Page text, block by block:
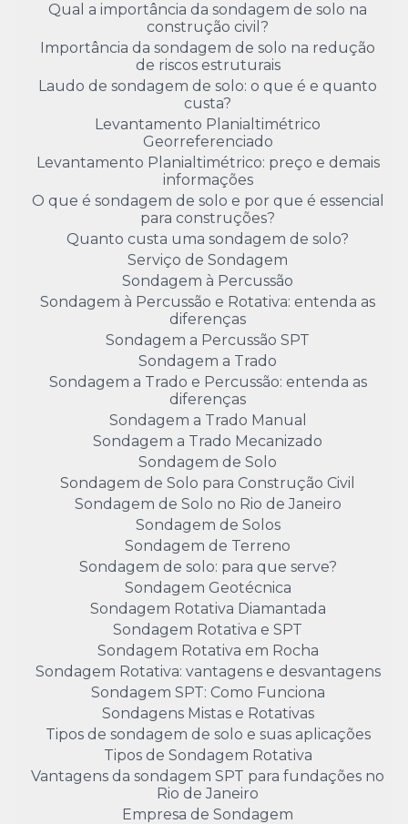
Qual a importância da sondagem de solo na
construção civil?
Importância da sondagem de solo na redução
de riscos estruturais
Laudo de sondagem de solo: o que é e quanto
custa?
Levantamento Planialtimétrico
Georreferenciado
Levantamento Planialtimétrico: preço e demais
informações
O que é sondagem de solo e por que é essencial
para construções?
Quanto custa uma sondagem de solo?
Serviço de Sondagem
Sondagem à Percussão
Sondagem à Percussão e Rotativa: entenda as
diferenças
Sondagem a Percussão SPT
Sondagem a Trado
Sondagem a Trado e Percussão: entenda as
diferenças
Sondagem a Trado Manual
Sondagem a Trado Mecanizado
Sondagem de Solo
Sondagem de Solo para Construção Civil
Sondagem de Solo no Rio de Janeiro
Sondagem de Solos
Sondagem de Terreno
Sondagem de solo: para que serve?
Sondagem Geotécnica
Sondagem Rotativa Diamantada
Sondagem Rotativa e SPT
Sondagem Rotativa em Rocha
Sondagem Rotativa: vantagens e desvantagens
Sondagem SPT: Como Funciona
Sondagens Mistas e Rotativas
Tipos de sondagem de solo e suas aplicações
Tipos de Sondagem Rotativa
Vantagens da sondagem SPT para fundações no
Rio de Janeiro
Empresa de Sondagem